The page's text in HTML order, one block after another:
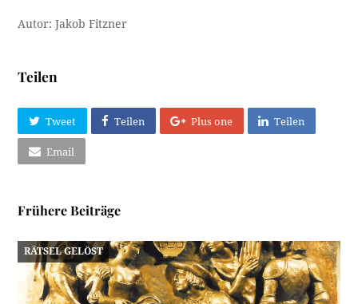
Autor: Jakob Fitzner
Teilen
Tweet Teilen Plus one Teilen
Email
Frühere Beiträge
RÄTSEL GELÖST